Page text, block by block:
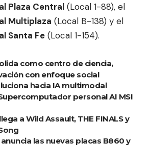
Plaza Central (Local 1-88), el
Multiplaza (Local B-138) y el
Santa Fe (Local 1-154).
como centro de ciencia,
con enfoque social
hacia IA multimodal
personal AI MSI
a Wild Assault, THE FINALS y
anuncia las nuevas placas B860 y